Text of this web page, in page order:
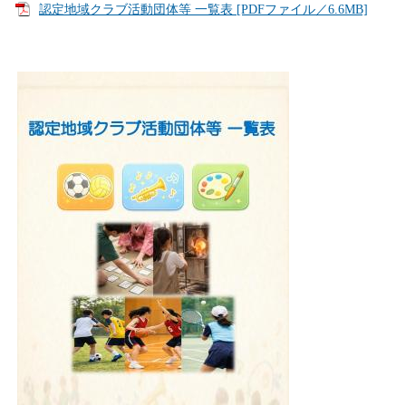
認定地域クラブ活動団体等 一覧表 [PDFファイル／6.6MB]